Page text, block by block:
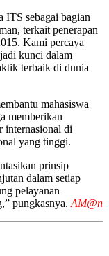
ITS sebagai bagian
terkait penerapan
Kami percaya
kunci dalam
terbaik di dunia
mahasiswa
memberikan
internasional di
yang tinggi.
prinsip
dalam setiap
pelayanan
pungkasnya. AM@n